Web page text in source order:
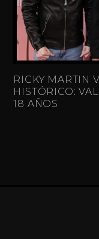
RICKY MARTIN
HISTÓRICO:
18 AÑOS